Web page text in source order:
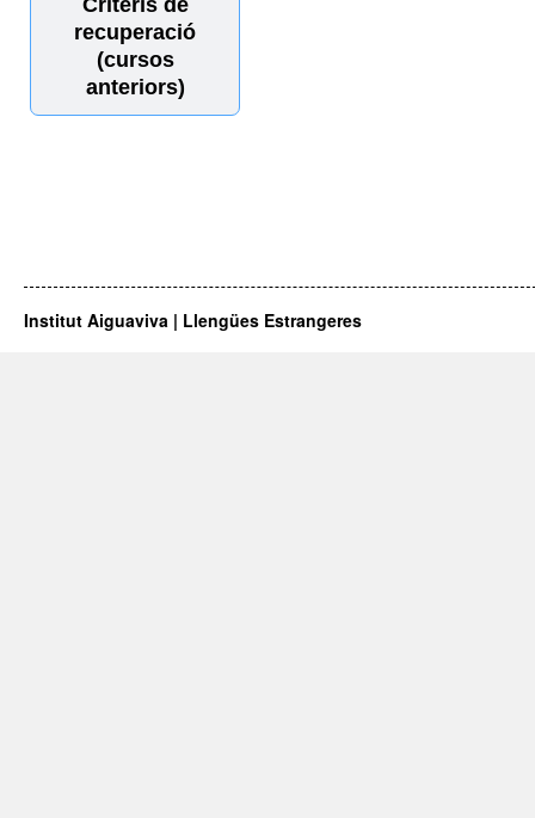
recuperació
(cursos
anteriors)
Institut Aiguaviva | Llengües Estrangeres